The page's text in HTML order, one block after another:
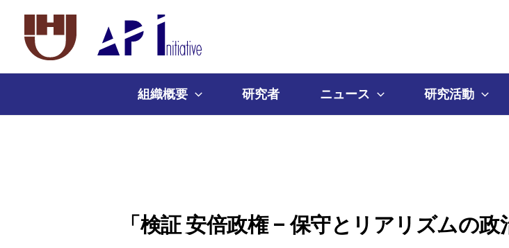
組織概要 研究者 ニュース 研究活動
「検証 安倍政権 – 保守とリアリズムの政